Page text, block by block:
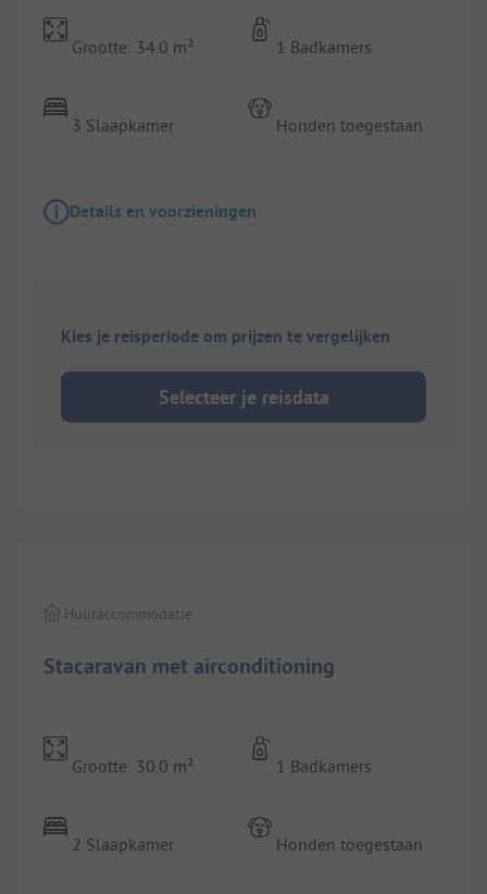
Grootte: 34.0 m²
3 Slaapkamer
1 Badkamers
Honden toegestaan
Details en voorzieningen
Kies je reisperiode om prijzen te vergelijken
Selecteer je reisdata
Stacaravan met airconditioning
Huuraccommodatie
Grootte: 30.0 m²
2 Slaapkamer
1 Badkamers
Honden toegestaan